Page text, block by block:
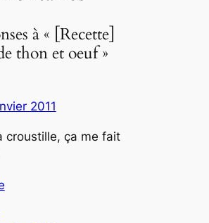
à « [Recette]
thon et oeuf »
2011
croustille, ça me fait